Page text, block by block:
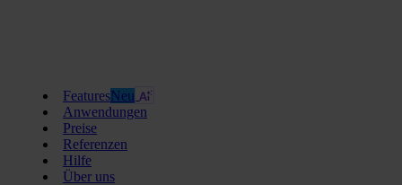
FeaturesNeu
Anwendungen
Preise
Referenzen
Hilfe
Über uns